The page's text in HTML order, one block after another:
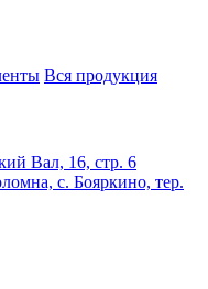
Вся продукция
Вал, 16, стр. 6
с. Бояркино, тер.